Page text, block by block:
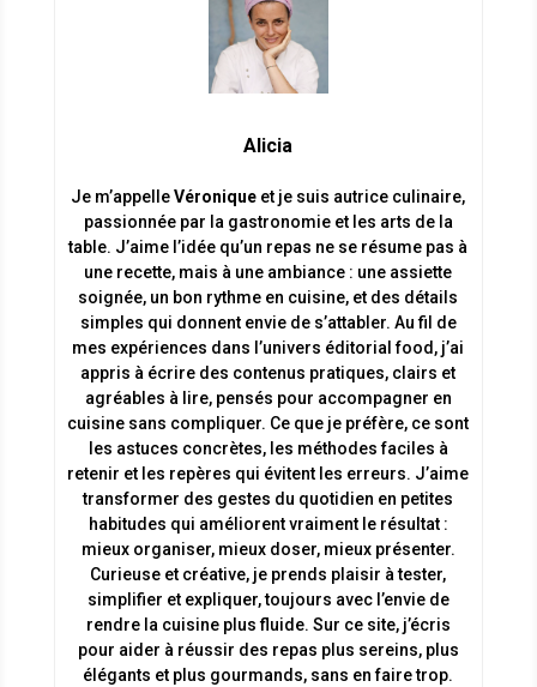
Alicia
Je m’appelleVéronique et je suis autrice culinaire,
passionnée par la gastronomie et les arts de la
table. J’aime l’idée qu’un repas ne se résume pas à
une recette, mais à une ambiance : une assiette
soignée, un bon rythme en cuisine, et des détails
simples qui donnent envie de s’attabler. Au fil de
mes expériences dans l’univers éditorial food, j’ai
appris à écrire des contenus pratiques, clairs et
agréables à lire, pensés pour accompagner en
cuisine sans compliquer. Ce que je préfère, ce sont
les astuces concrètes, les méthodes faciles à
retenir et les repères qui évitent les erreurs. J’aime
transformer des gestes du quotidien en petites
habitudes qui améliorent vraiment le résultat :
mieux organiser, mieux doser, mieux présenter.
Curieuse et créative, je prends plaisir à tester,
simplifier et expliquer, toujours avec l’envie de
rendre la cuisine plus fluide. Sur ce site, j’écris
pour aider à réussir des repas plus sereins, plus
élégants et plus gourmands, sans en faire trop.